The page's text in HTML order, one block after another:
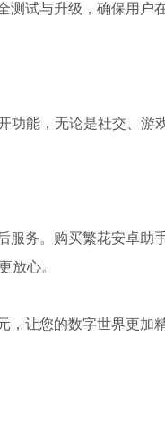
试与升级，确保用户
能，无论是社交、游
务。购买繁花安卓助
放心。
让您的数字世界更加